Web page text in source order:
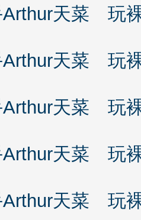
Arthur天菜 玩
Arthur天菜 玩
Arthur天菜 玩
Arthur天菜 玩
Arthur天菜 玩